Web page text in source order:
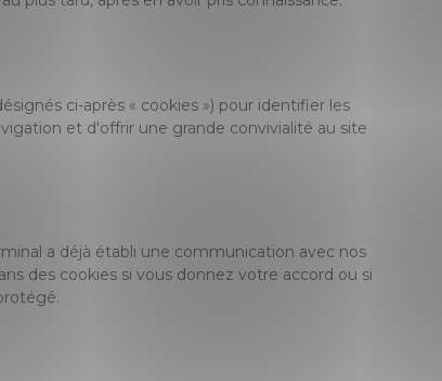
ci-après « cookies ») pour identifier les
et d'offrir une grande convivialité au site
a déjà établi une communication avec nos
des cookies si vous donnez votre accord ou si